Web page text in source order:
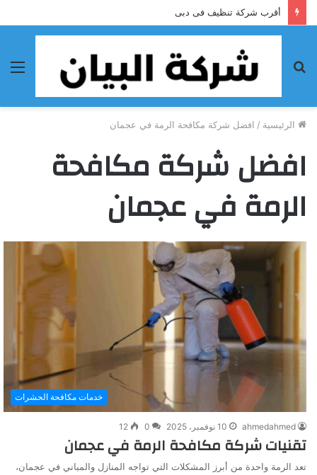
أقرب شركة تنظيف فى دبى
الرئيسية / افضل شركة مكافحة الرمة في عجمان
افضل شركة مكافحة
الرمة في عجمان
خدمات مكافحة الحشرات
ahmedahmed 10 نوفمبر، 2025 0
12
تقنيات شركة مكافحة الرمة في عجمان
تعد الرمة واحدة من أبرز المشكلات التي تواجه المنازل والمباني في عجمان،